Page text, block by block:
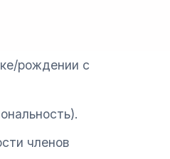
рождении с
членов